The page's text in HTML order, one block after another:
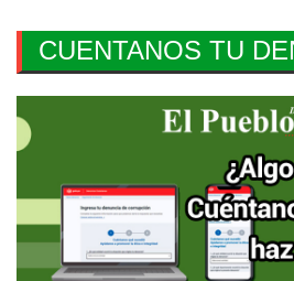
CUENTANOS TU